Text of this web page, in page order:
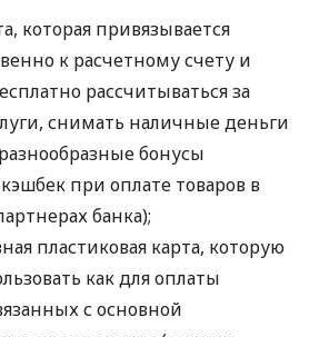
которая привязывается
к расчетному счету и
рассчитываться за
снимать наличные деньги
бонусы
при оплате товаров в
банка);
пластиковая карта, которую
как для оплаты
с основной